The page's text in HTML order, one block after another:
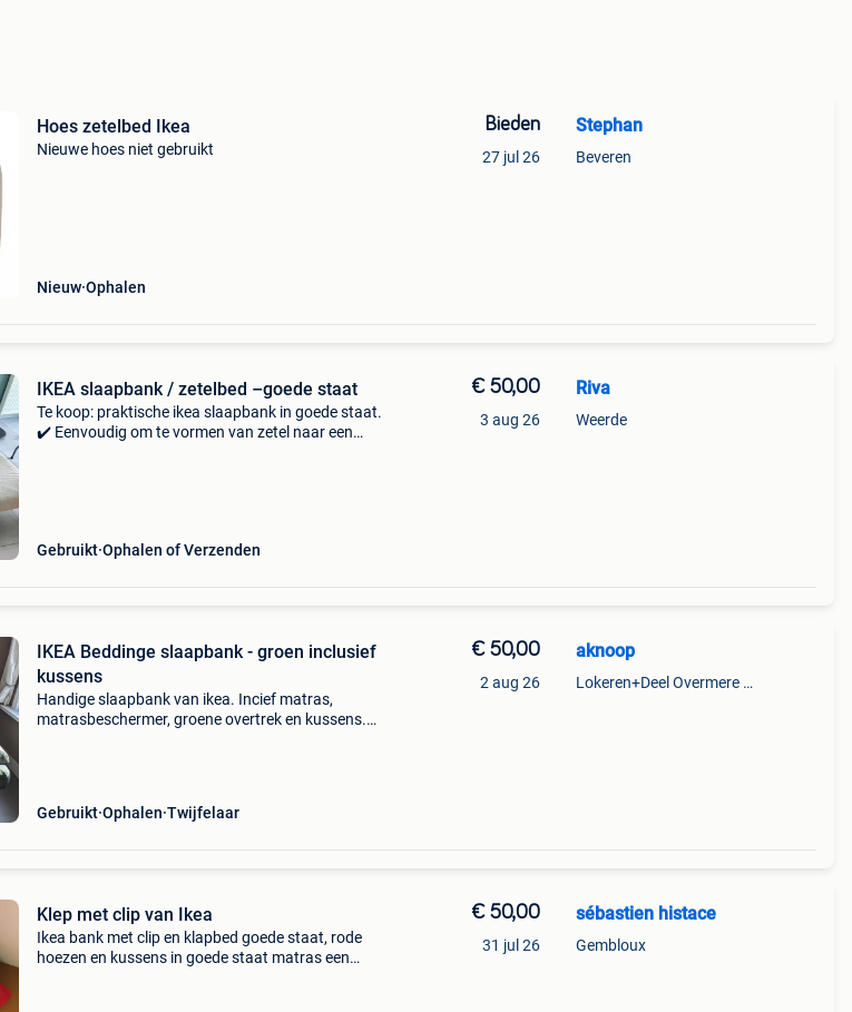
Hoes zetelbed Ikea
Nieuwe hoes niet gebruikt
Nieuw Ophalen
Bieden
27 jul 26
Stephan
Beveren
IKEA slaapbank / zetelbed –goede staat
Te koop: praktische ikea slaapbank in goede staat.
✔️ Eenvoudig om te vormen van zetel naar een
Gebruikt Ophalen of Verzenden
€ 50,00
3 aug 26
Riva
Weerde
IKEA Beddinge slaapbank - groen inclusief
kussens
Handige slaapbank van ikea. Incief matras,
matrasbeschermer, groene overtrek en kussens.
Gebruikt Ophalen Twijfelaar
€ 50,00
2 aug 26
aknoop
Lokeren+Deel Overmere En Zele
Klep met clip van Ikea
Ikea bank met clip en klapbed goede staat, rode
hoezen en kussens in goede staat matras een
€ 50,00
31 jul 26
sébastien histace
Gembloux